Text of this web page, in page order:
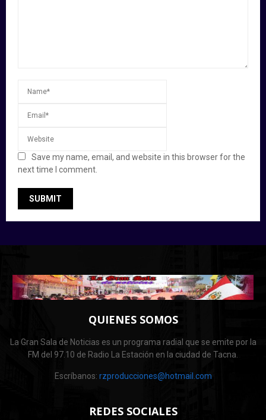
Save my name, email, and website in this browser for the
next time I comment.
QUIENES SOMOS
La Gran Sala de Noticias es un programa radial que se emite por la
FM del 97.10 de Radio La Estación en la ciudad de Tacna.
Escríbanos: rzproducciones@hotmail.com
REDES SOCIALES